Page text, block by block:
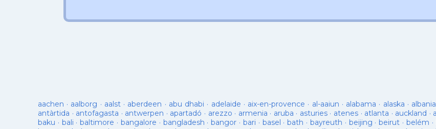
aachen · aalborg · aalst· aberdeen · abu dhabi · adelaide · aix-en-provence · al-aaiun · alabama · alaska · albania
antàrtida · antofagasta · antwerpen · apartadó · arezzo · armenia · aruba · asturies· atenes · atlanta · auckland ·
baku · bali ·baltimore · bangalore · bangladesh ·bangor · bari · basel ·bath · bayreuth · beijing ·beirut · belém ·